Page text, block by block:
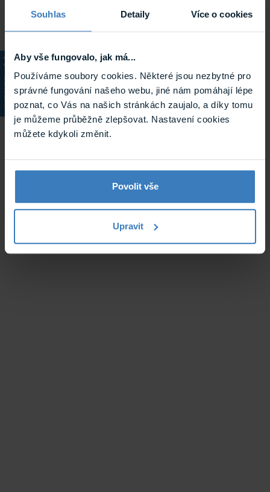
Souhlas Detaily Více o cookies
Aby vše fungovalo, jak má...
Používáme soubory cookies. Některé jsou nezbytné pro
správné fungování našeho webu, jiné nám pomáhají lépe
poznat, co Vás na našich stránkách zaujalo, a díky tomu
je můžeme průběžně zlepšovat. Nastavení cookies
můžete kdykoli změnit.
Povolit vše
Upravit
KATALOG